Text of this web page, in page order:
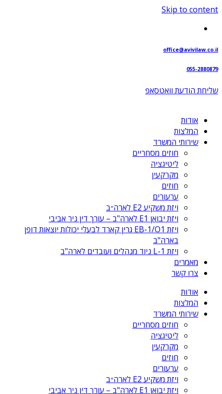
Skip to content
office@avivilaw.co.il
055-2880879
שליחת הודעת וואטסאפ⁩
אודות
המלצות
שירותי המשרד
חוזים מסחריים
ליטיגציה
מקרקעין
חוזים
ערעורים
ויזת משקיע E2 לארה״ב
ויזת יבואן E1 לארה"ב – עורך דין ניר אביבי
ויזת EB-1/O1 גרין קארד לבעלי יכולות יוצאות דופן
בארה"ב
ויזת L-1 ניוד מנהלים ועובדים לארה"ב
מאמרים
צרו קשר
אודות
המלצות
שירותי המשרד
חוזים מסחריים
ליטיגציה
מקרקעין
חוזים
ערעורים
ויזת משקיע E2 לארה״ב
ויזת יבואן E1 לארה"ב – עורך דין ניר אביבי